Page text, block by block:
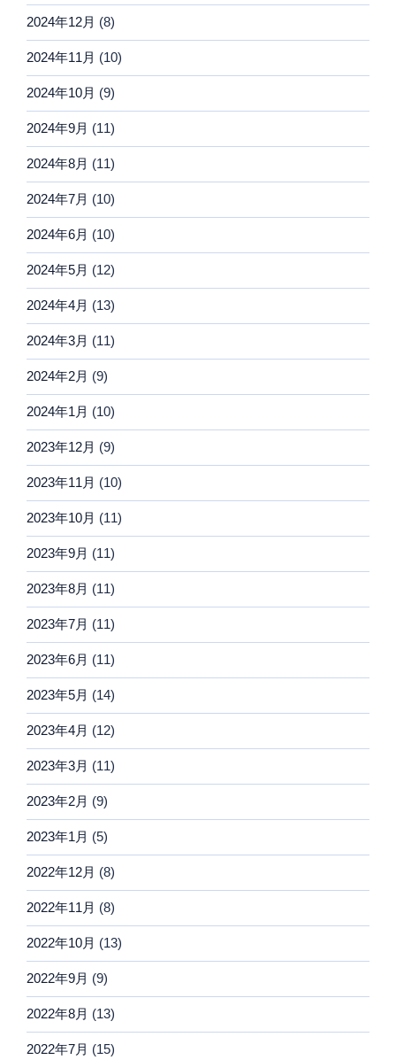
2024年12月 (8)
2024年11月 (10)
2024年10月 (9)
2024年9月 (11)
2024年8月 (11)
2024年7月 (10)
2024年6月 (10)
2024年5月 (12)
2024年4月 (13)
2024年3月 (11)
2024年2月 (9)
2024年1月 (10)
2023年12月 (9)
2023年11月 (10)
2023年10月 (11)
2023年9月 (11)
2023年8月 (11)
2023年7月 (11)
2023年6月 (11)
2023年5月 (14)
2023年4月 (12)
2023年3月 (11)
2023年2月 (9)
2023年1月 (5)
2022年12月 (8)
2022年11月 (8)
2022年10月 (13)
2022年9月 (9)
2022年8月 (13)
2022年7月 (15)